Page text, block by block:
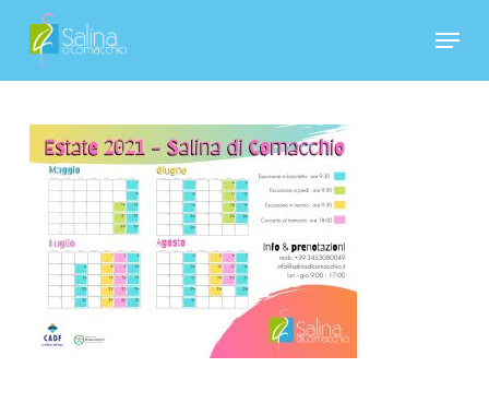
Menu